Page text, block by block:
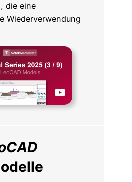
die eine
Wiederverwendung